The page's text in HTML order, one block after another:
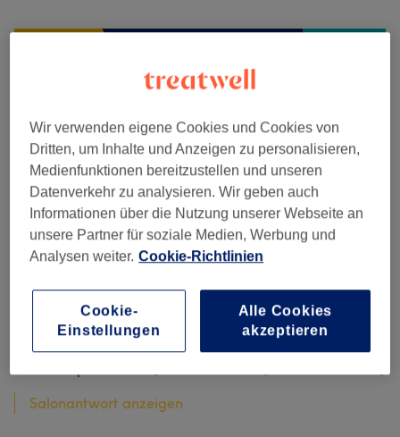
Bewertungen filtern
Bewertung Nach Sternen filtern
Verifizierte Bewertungen
Geschrieben von unseren Kunden, damit du weißt, was
dich in jedem Salon erwartet.
Wie immer wundervoll, bin super zufrieden :)
Gestylt von Ulrike
Salonantwort anzeigen
Wir verwenden eigene Cookies und Cookies von
Dritten, um Inhalte und Anzeigen zu personalisieren,
Medienfunktionen bereitzustellen und unseren
Datenverkehr zu analysieren. Wir geben auch
Informationen über die Nutzung unserer Webseite an
unsere Partner für soziale Medien, Werbung und
Analysen weiter. Cookie-Richtlinien
Cookie-
Einstellungen
Alle Cookies
akzeptieren